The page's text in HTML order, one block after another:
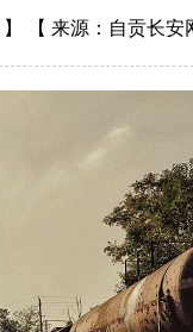
】 【 来源：自贡长安